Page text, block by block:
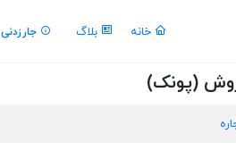
خانه بلاگ جارزدنی
(پونک)